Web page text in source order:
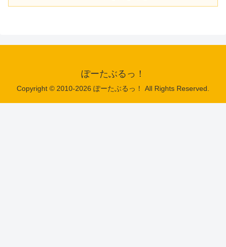
ぽーたぶるっ！
Copyright © 2010-2026 ぽーたぶるっ！ All Rights Reserved.